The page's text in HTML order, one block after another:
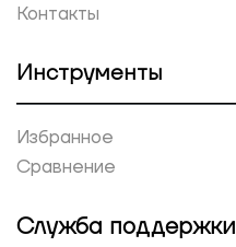
Контакты
Инструменты
Избранное
Сравнение
Служба поддержки